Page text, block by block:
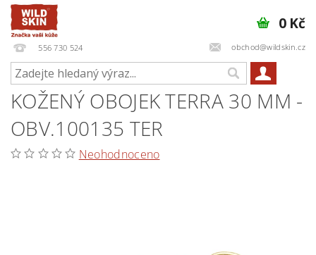
556 730 524 obchod@wildskin.cz
0 Kč
KOŽENÝ OBOJEK TERRA 30 MM -
OBV.100135 TER
Neohodnoceno